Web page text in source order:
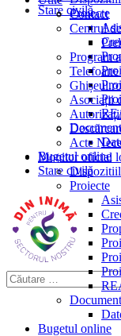
Stare civilă
Proiecte
Bugetul online
Stare civilă
Contact
Centrul
Program
Ghișeul.ro
Asociații
Acte
Monitor oficial
Proiecte
Bugetul online